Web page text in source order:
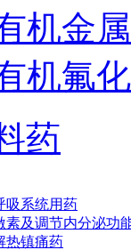
机金
机氟
药
吸系统用药
素及调节内分泌功
热镇痛药